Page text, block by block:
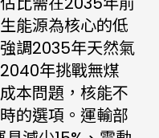
能源為核心的低
調2035年天然氣
年挑戰無煤
本問題，核能不
的選項。運輸部